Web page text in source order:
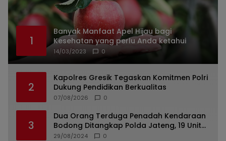
1
Banyak Manfaat Apel Hijau bagi
Kesehatan yang perlu Anda ketahui
14/03/2023 0
2
Kapolres Gresik Tegaskan Komitmen Polri
Dukung Pendidikan Berkualitas
07/08/2026 0
3
Dua Orang Terduga Penadah Kendaraan
Bodong Ditangkap Polda Jateng, 19 Unit
Roda Empat Diamankan
29/08/2024 0